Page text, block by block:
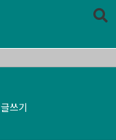
글쓰기